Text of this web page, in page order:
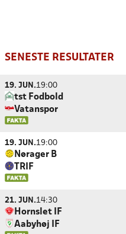
SENESTE RESULTATER
19. JUN.19:00
tst Fodbold
Vatanspor
19. JUN.19:00
Nørager B
TRIF
21. JUN.14:30
Hornslet IF
Aabyhøj IF